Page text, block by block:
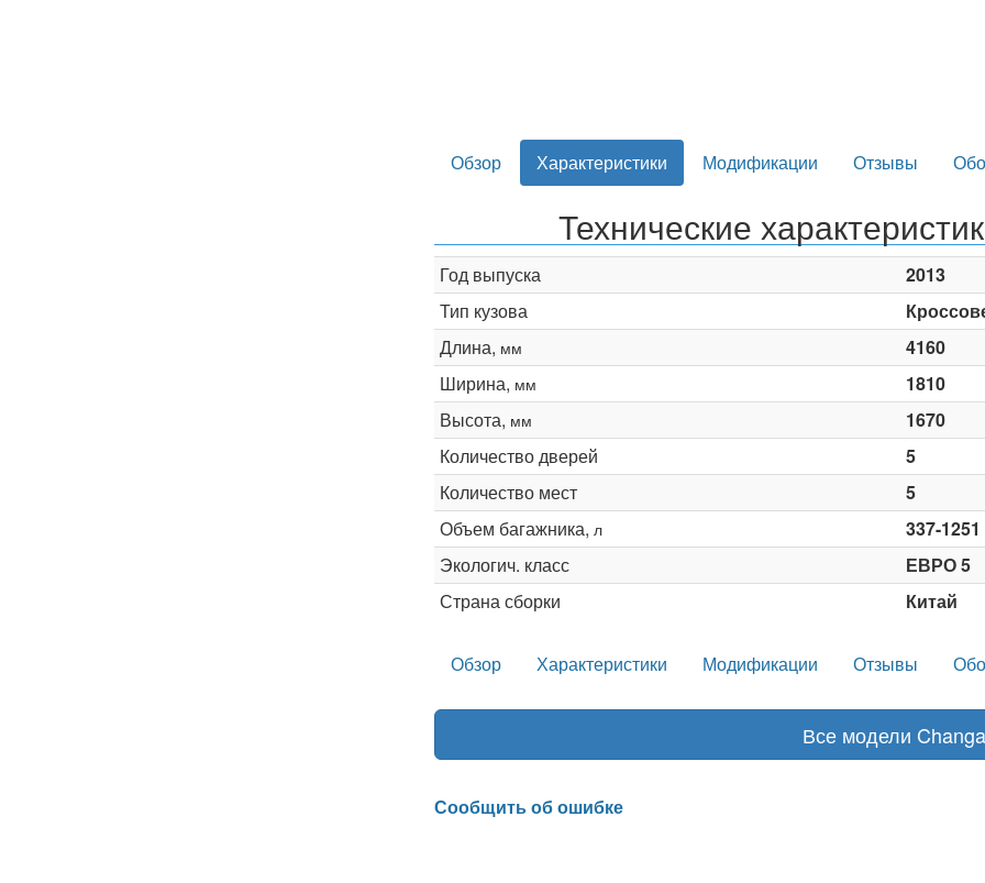
Обзор Характеристики Модификации Отзывы
Технические
Год выпуска
2013
Тип кузова
Длина, мм
4160
Ширина, мм
1810
Высота, мм
1670
Количество дверей
5
Количество мест
5
Объем багажника, л
337-1251
Экологич. класс
ЕВРО 5
Страна сборки
Китай
Обзор Характеристики Модификации Отзывы
Все модели
Сообщить об ошибке